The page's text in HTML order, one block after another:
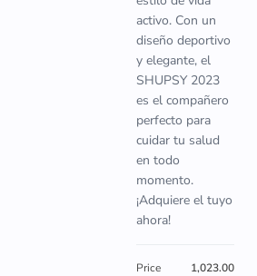
activo. Con un
diseño deportivo
y elegante, el
SHUPSY 2023
es el compañero
perfecto para
cuidar tu salud
en todo
momento.
¡Adquiere el tuyo
ahora!
Price
1,023.00